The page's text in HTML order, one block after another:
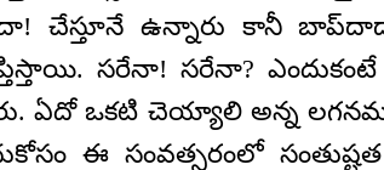
చేస్తూనే ఉన్నారు కానీ
సరేనా! సరేనా?
ఏదో ఒకటి చెయ్యాలి అన్న
ఈ సంవత్సరంలో